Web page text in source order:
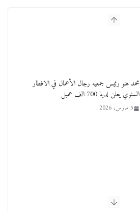
محمد هنو رئيس جمعيه رجال الأعمال في الافطار
السنوي يعلن لدينا 700 الف عميل
5 مارس، 2026